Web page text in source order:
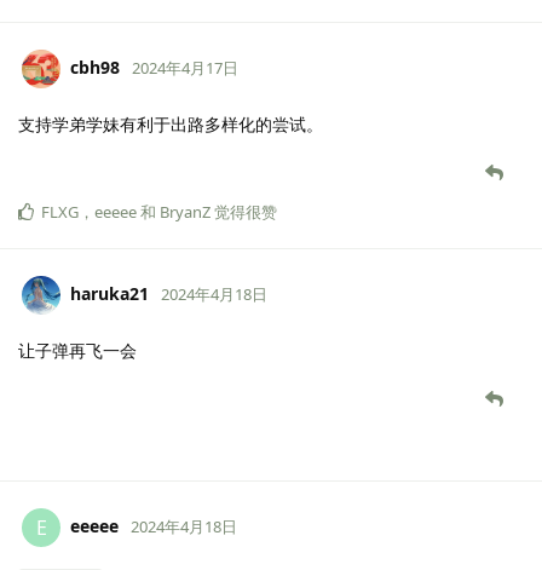
cbh98 2024年4月17日
支持学弟学妹有利于出路多样化的尝试。
FLXG ， eeeee和 BryanZ觉得很赞
haruka21 2024年4月18日
让子弹再飞一会
E eeeee 2024年4月18日